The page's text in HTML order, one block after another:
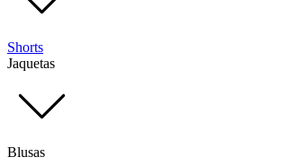
Shorts
Jaquetas
Blusas